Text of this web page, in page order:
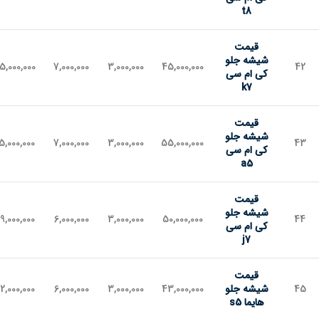
t8
42
قیمت
شیشه جلو
کی ام سی
k7
45,000,000
3,000,000
7,000,000
43
قیمت
شیشه جلو
کی ام سی
a5
55,000,000
3,000,000
7,000,000
44
قیمت
شیشه جلو
کی ام سی
j7
50,000,000
3,000,000
6,000,000
45
قیمت
شیشه جلو
هایما s5
43,000,000
3,000,000
6,000,000